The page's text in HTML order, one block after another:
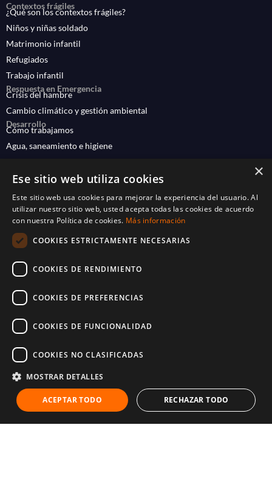
Contextos frágiles
¿Qué son los contextos frágiles?
Niños y niñas soldado
Matrimonio infantil
Refugiados
Trabajo infantil
Respuesta en Emergencia
Crisis del hambre
Cambio climático y gestión ambiental
Desarrollo
Cómo trabajamos
Agua, saneamiento e higiene
Salud y nutrición
Medios de vida
Protección infantil
World Vision
Nuestra visión
Historia
Transparencia
¿Dónde va tu dinero?
Memoria anual
Actualidad
Centro de Prensa
Noticias e historias
Publicaciones
FAQs
×
Ese sitio web utiliza cookies
Este sitio web usa cookies para mejorar la experiencia del usuario. Al
utilizar nuestro sitio web, usted acepta todas las cookies de acuerdo
con nuestra Política de cookies. Más información
COOKIES ESTRICTAMENTE NECESARIAS
COOKIES DE RENDIMIENTO
COOKIES DE PREFERENCIAS
COOKIES DE FUNCIONALIDAD
COOKIES NO CLASIFICADAS
MOSTRAR DETALLES
ACEPTAR TODO RECHAZAR TODO